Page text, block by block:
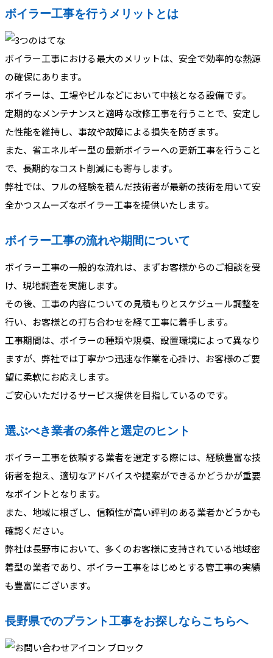
ボイラー工事を行うメリットとは
ボイラー工事における最大のメリットは、安全で効率的な熱源
の確保にあります。
ボイラーは、工場やビルなどにおいて中核となる設備です。
定期的なメンテナンスと適時な改修工事を行うことで、安定し
た性能を維持し、事故や故障による損失を防ぎます。
また、省エネルギー型の最新ボイラーへの更新工事を行うこと
で、長期的なコスト削減にも寄与します。
弊社では、フルの経験を積んだ技術者が最新の技術を用いて安
全かつスムーズなボイラー工事を提供いたします。
ボイラー工事の流れや期間について
ボイラー工事の一般的な流れは、まずお客様からのご相談を受
け、現地調査を実施します。
その後、工事の内容についての見積もりとスケジュール調整を
行い、お客様との打ち合わせを経て工事に着手します。
工事期間は、ボイラーの種類や規模、設置環境によって異なり
ますが、弊社では丁寧かつ迅速な作業を心掛け、お客様のご要
望に柔軟にお応えします。
ご安心いただけるサービス提供を目指しているのです。
選ぶべき業者の条件と選定のヒント
ボイラー工事を依頼する業者を選定する際には、経験豊富な技
術者を抱え、適切なアドバイスや提案ができるかどうかが重要
なポイントとなります。
また、地域に根ざし、信頼性が高い評判のある業者かどうかも
確認ください。
弊社は長野市において、多くのお客様に支持されている地域密
着型の業者であり、ボイラー工事をはじめとする管工事の実績
も豊富にございます。
長野県でのプラント工事をお探しならこちらへ